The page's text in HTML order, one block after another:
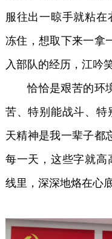
服往出一晾手就粘
冻住，想取下来一拿
入部队的经历，江吟
恰恰是艰苦的环境
苦、特别能战斗、特
天精神是我一辈子都
每一天，这些字就高
线里，深深地烙在心底